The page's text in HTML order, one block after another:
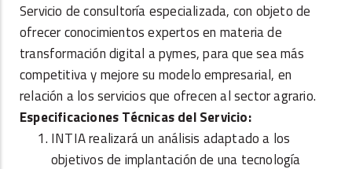
Servicio de consultoría especializada, con objeto de
ofrecer conocimientos expertos en materia de
transformación digital a pymes, para que sea más
competitiva y mejore su modelo empresarial, en
relación a los servicios que ofrecen al sector agrario.
Especificaciones Técnicas del Servicio:
INTIA realizará un análisis adaptado a los
objetivos de implantación de una tecnología